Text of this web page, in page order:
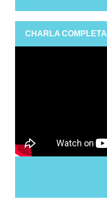
CHARLA COMPLETA